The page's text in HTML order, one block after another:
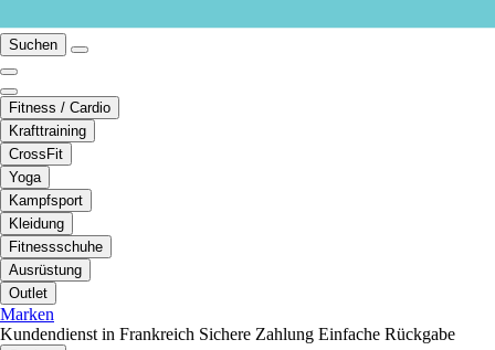
Suchen
Fitness / Cardio
Krafttraining
CrossFit
Yoga
Kampfsport
Kleidung
Fitnessschuhe
Ausrüstung
Outlet
Marken
Kundendienst in Frankreich Sichere Zahlung Einfache Rückgabe